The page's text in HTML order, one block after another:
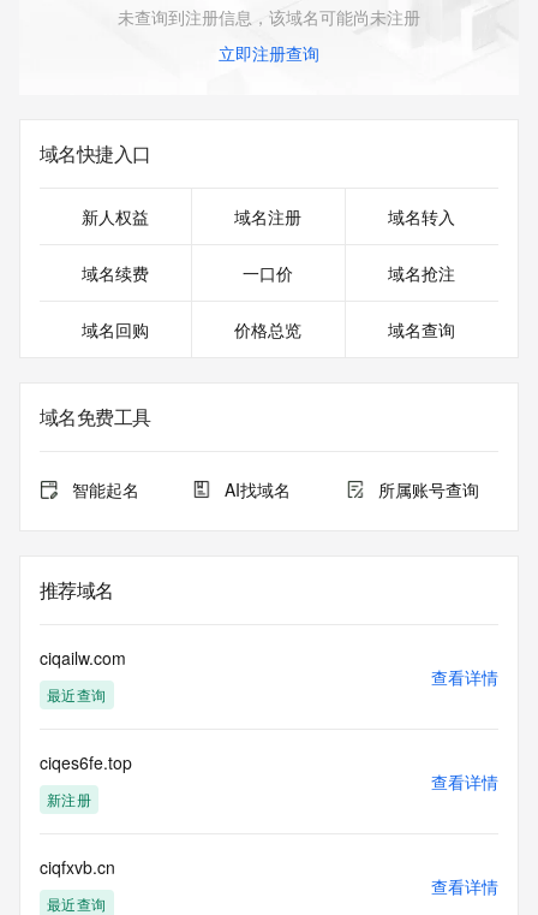
未查询到注册信息，该域名可能尚未注册
立即注册查询
域名快捷入口
新人权益 域名注册 域名转入
域名续费 一口价 域名抢注
域名回购 价格总览 域名查询
域名免费工具
智能起名 AI找域名 所属账号查询
推荐域名
ciqailw.com
最近查询
查看详情
ciqes6fe.top
新注册
查看详情
ciqfxvb.cn
最近查询
查看详情